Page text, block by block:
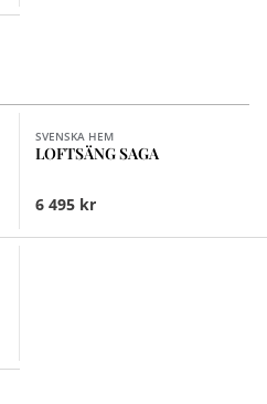
SVENSKA HEM
LOFTSÄNG SAGA
6 495 kr